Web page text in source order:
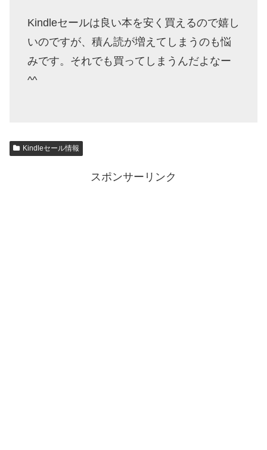
Kindleセールは良い本を安く買えるので嬉し
いのですが、積ん読が増えてしまうのも悩
みです。それでも買ってしまうんだよなー
^^
Kindleセール情報
スポンサーリンク